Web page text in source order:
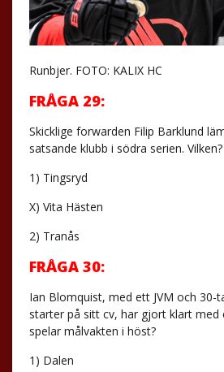
Runbjer. FOTO: KALIX HC
FRÅGA 29:
Skicklige forwarden Filip Barklund
satsande klubb i södra serien. Vilken?
1) Tingsryd
X) Vita Hästen
2) Tranås
FRÅGA 30:
Ian Blomquist, med ett JVM och 30-
starter på sitt cv, har gjort klart med
spelar målvakten i höst?
1) Dalen